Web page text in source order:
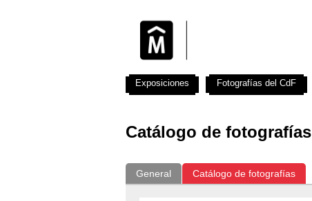
Catálogo de fotografías
General Catálogo de fotografías
Exposiciones Fotografías del CdF